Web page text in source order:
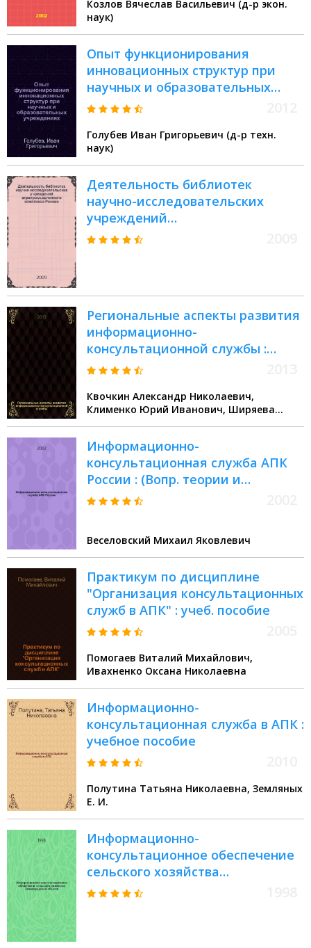
уроки, пути реализации
Козлов Вячеслав Васильевич (д-р экон.
наук)
Опыт функционирования
инновационных структур при
научных и образовательных
учреждениях
Голубев Иван Григорьевич (д-р техн.
наук)
Деятельность библиотек
научно-исследовательских
учреждений
агропромышленного комплекса
Региональные аспекты развития
информационно-
консультационной службы :
учебное пособие для студентов
обучающихся по направлениям:
080100 Экономика, 080200
Менеджмент, 110400 Агрономия
Квочкин Александр Николаевич,
Клименко Юрий Иванович, Ширяева
Информационно-
консультационная служба АПК
России : (Вопр. теории и
практики)
Веселовский Михаил Яковлевич
Практикум по дисциплине
"Организация консультационных
служб в АПК" : учеб. пособие
Помогаев Виталий Михайлович,
Ивахненко Оксана Николаевна
Информационно-
консультационная служба в АПК :
учебное пособие
Полутина Татьяна Николаевна, Земляных
Е. И.
Информационно-
консультационное обеспечение
сельского хозяйства
Ленинградской области :